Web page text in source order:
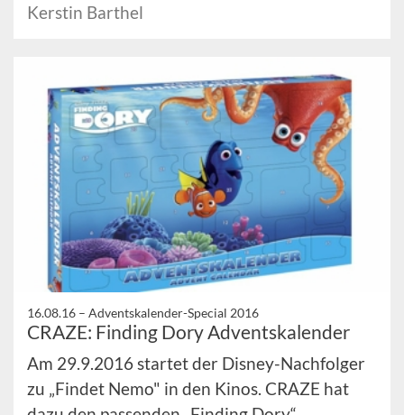
Kerstin Barthel
16.08.16 – Adventskalender-Special 2016
CRAZE: Finding Dory Adventskalender
Am 29.9.2016 startet der Disney-Nachfolger
zu „Findet Nemo" in den Kinos. CRAZE hat